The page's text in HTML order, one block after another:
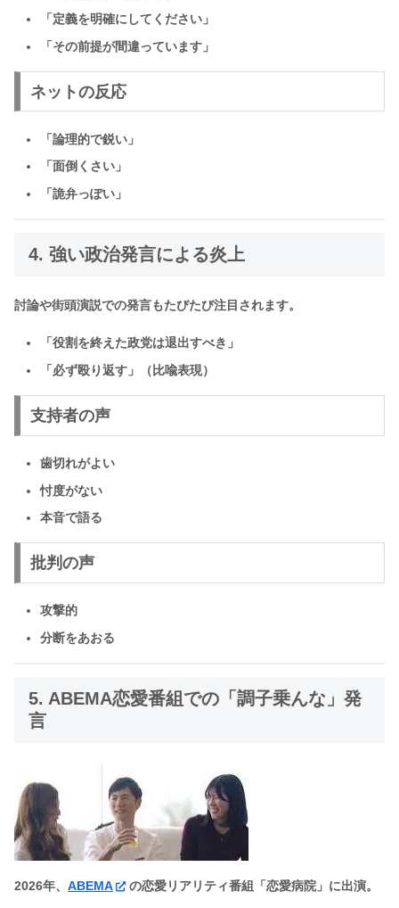
「定義を明確にしてください」
「その前提が間違っています」
ネットの反応
「論理的で鋭い」
「面倒くさい」
「詭弁っぽい」
4. 強い政治発言による炎上
討論や街頭演説での発言もたびたび注目されます。
「役割を終えた政党は退出すべき」
「必ず殴り返す」（比喩表現）
支持者の声
歯切れがよい
忖度がない
本音で語る
批判の声
攻撃的
分断をあおる
5. ABEMA恋愛番組での「調子乗んな」発
言
2026年、 ABEMA の恋愛リアリティ番組「恋愛病院」に出演。